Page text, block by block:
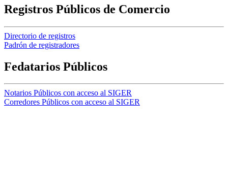
Registros Públicos de Comercio
Directorio de registros
Padrón de registradores
Fedatarios Públicos
Notarios Públicos con acceso al SIGER
Corredores Públicos con acceso al SIGER